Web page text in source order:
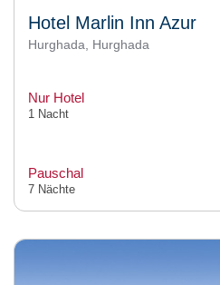
Hotel Marlin Inn Azur
Hurghada, Hurghada
Nur Hotel
1 Nacht
Pauschal
7 Nächte